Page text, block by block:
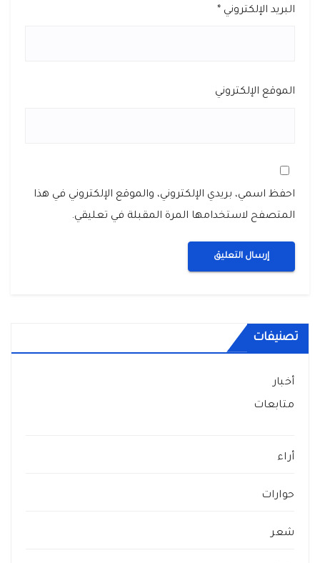
البريد الإلكتروني *
الموقع الإلكتروني
احفظ اسمي، بريدي الإلكتروني، والموقع الإلكتروني في هذا
المتصفح لاستخدامها المرة المقبلة في تعليقي.
تصنيفات
أخبار
متابعات
أراء
حوارات
شعر